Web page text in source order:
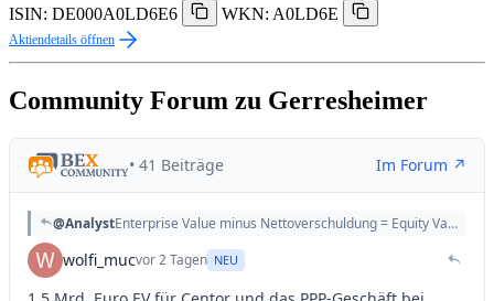
ISIN: DE000A0LD6E6
WKN: A0LD6E
Aktiendetails öffnen
Community Forum zu Gerresheimer